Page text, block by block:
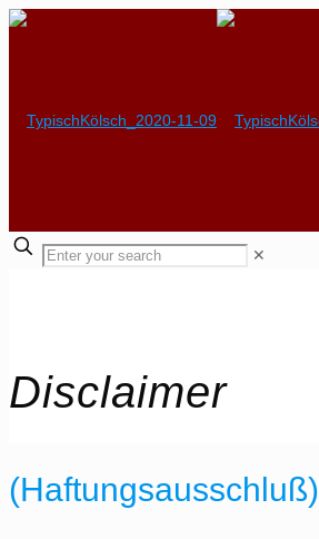
✕
Disclaimer
(Haftungsausschluß)